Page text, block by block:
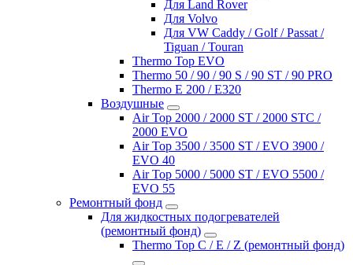
Для Land Rover
Для Volvo
Для VW Caddy / Golf / Passat /
Tiguan / Touran
Thermo Top EVO
Thermo 50 / 90 / 90 S / 90 ST / 90 PRO
Thermo E 200 / E320
Воздушные
Air Top 2000 / 2000 ST / 2000 STC /
2000 EVO
Air Top 3500 / 3500 ST / EVO 3900 /
EVO 40
Air Top 5000 / 5000 ST / EVO 5500 /
EVO 55
Ремонтный фонд
Для жидкостных подогревателей
(ремонтный фонд)
Thermo Top C / E / Z (ремонтный фонд)